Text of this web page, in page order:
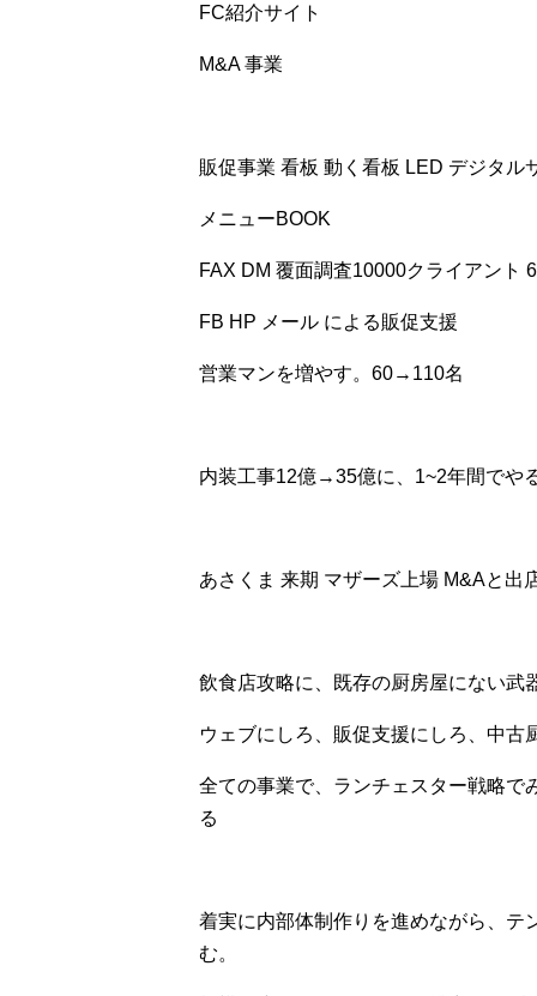
FC紹介サイト
M&A 事業
販促事業 看板 動く看板 LED デジタル
メニューBOOK
FAX DM 覆面調査10000クライアント
FB HP メール による販促支援
営業マンを増やす。60→110名
内装工事12億→35億に、1~2年間でや
あさくま 来期 マザーズ上場 M&Aと
飲食店攻略に、既存の厨房屋にない武
ウェブにしろ、販促支援にしろ、中古
全ての事業で、ランチェスター戦略で
る
着実に内部体制作りを進めながら、テ
む。